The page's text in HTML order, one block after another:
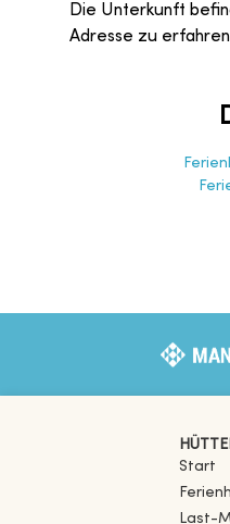
Die Unterkunft
Adresse zu
Start
Last-